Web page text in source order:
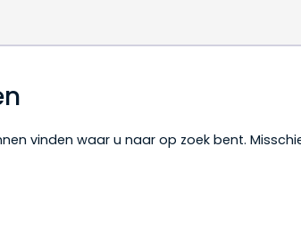
vinden waar u naar op zoek bent.